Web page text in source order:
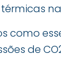
como
de